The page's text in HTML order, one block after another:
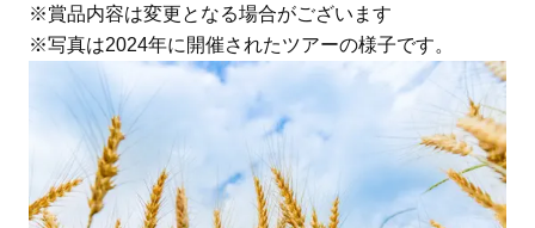
※賞品内容は変更となる場合がございます
※写真は2024年に開催されたツアーの様子です。